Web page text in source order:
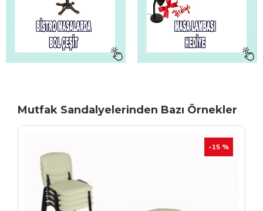
Mutfak Sandalyelerinden Bazı Örnekler
TÜKENIYOR